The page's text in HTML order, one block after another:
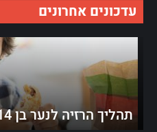
עדכונים אחרונים
תהליך הרזיה לנער בן 14